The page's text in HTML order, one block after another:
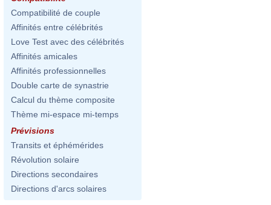
Compatibilité de couple
Affinités entre célébrités
Love Test avec des célébrités
Affinités amicales
Affinités professionnelles
Double carte de synastrie
Calcul du thème composite
Thème mi-espace mi-temps
Prévisions
Transits et éphémérides
Révolution solaire
Directions secondaires
Directions d'arcs solaires